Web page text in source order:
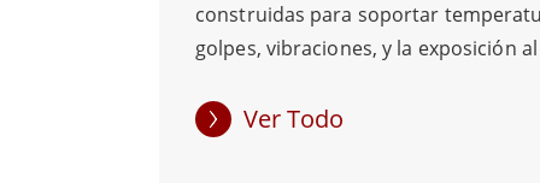
Las pantallas de la serie G-WIN de
conectividad, un diseño resistente y
industriales, las pantallas de la serie G-
construidas para soportar
golpes, vibraciones, y la exposición
militares, maquinaria de construcción
agrícolas. La confiabilidad es
Ver Todo